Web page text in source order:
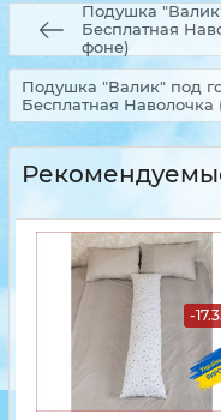
Подушка
Бесплатная
фоне)
Подушка "Валик" под
Бесплатная
-